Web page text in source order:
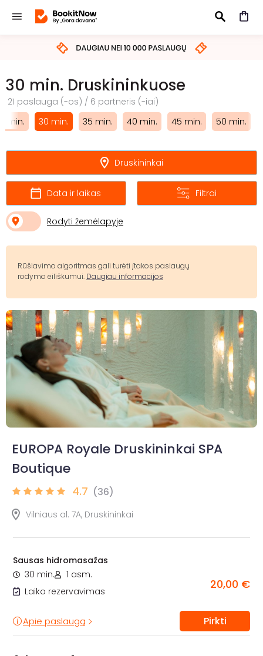
IEŠKOTI
30 min. Druskininkuose
21 paslauga (-os) / 6 partneris (-iai)
min.
30 min. 35 min. 40 min. 45 min. 50 min.
Druskininkai
Data ir laikas Filtrai
Rodyti žemėlapyje
Rūšiavimo algoritmas gali turėti įtakos paslaugų
rodymo eiliškumui. Daugiau informacijos
EUROPA Royale Druskininkai SPA
Boutique
4.7 (36)
Vilniaus al. 7A, Druskininkai
Sausas hidromasažas
30 min.
1 asm.
Laiko rezervavimas
20,00 €
Apie paslaugą Pirkti